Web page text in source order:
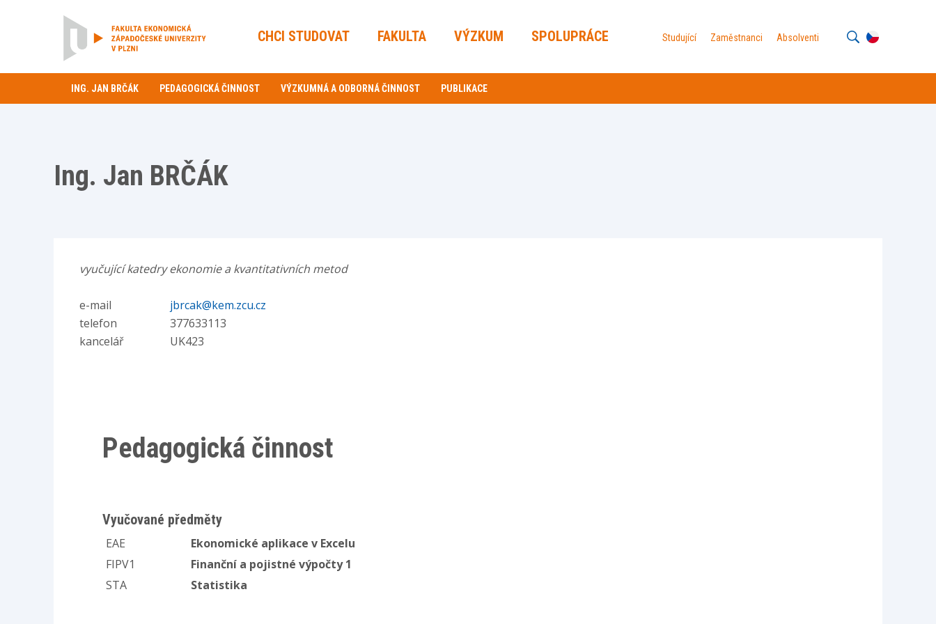
CHCI STUDOVAT FAKULTA VÝZKUM SPOLUPRÁCE Studující Zaměstnanci Absolventi
ING. JAN BRČÁK PEDAGOGICKÁ ČINNOST VÝZKUMNÁ A ODBORNÁ ČINNOST PUBLIKACE
Ing. Jan BRČÁK
vyučující katedry ekonomie a kvantitativních metod
e-mail
jbrcak@kem.zcu.cz
telefon
377633113
kancelář
UK423
Pedagogická činnost
Vyučované předměty
EAE
Ekonomické aplikace v Excelu
FIPV1
Finanční a pojistné výpočty 1
STA
Statistika